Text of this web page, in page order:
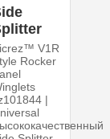
V1R
Rocker
|